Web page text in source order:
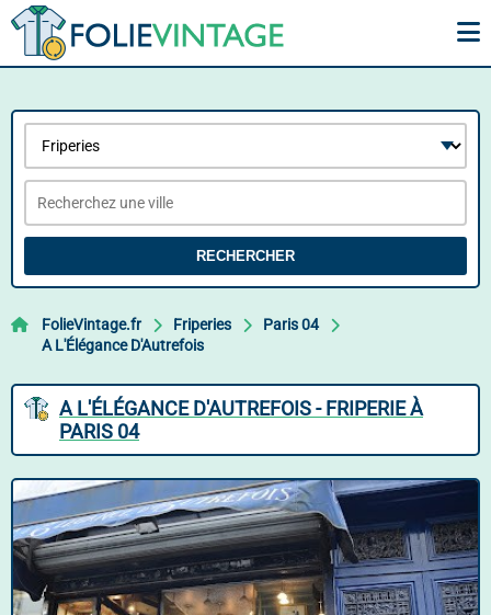
RECHERCHER
FolieVintage.fr Friperies
Paris 04
A L'Élégance D'Autrefois
A L'ÉLÉGANCE D'AUTREFOIS - FRIPERIE À
PARIS 04